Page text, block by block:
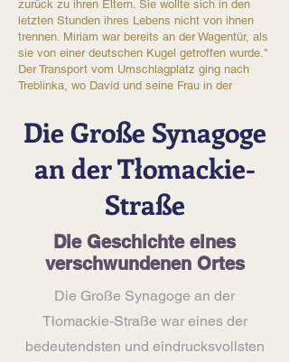
zurück zu ihren Eltern. Sie wollte sich in den
letzten Stunden ihres Lebens nicht von ihnen
trennen. Miriam war bereits an der Wagentür, als
sie von einer deutschen Kugel getroffen wurde."
Der Transport vom Umschlagplatz ging nach
Treblinka, wo David und seine Frau in der
Die Große Synagoge
an der Tłomackie-
Straße
Die Geschichte eines
verschwundenen Ortes
Die Große Synagoge an der
Tłomackie-Straße war eines der
bedeutendsten und eindrucksvollsten